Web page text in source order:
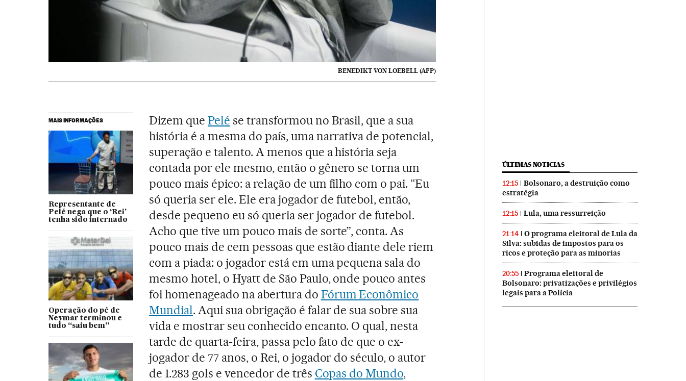
BENEDIKT VON LOEBELL (AFP)
MAIS INFORMAÇÕES
Representante de
Pelé nega que o ‘Rei’
tenha sido internado
Operação do pé de
Neymar terminou e
tudo “saiu bem”
Dizem que Pelé se transformou no Brasil, que a sua
história é a mesma do país, uma narrativa de potencial,
superação e talento. A menos que a história seja
contada por ele mesmo, então o gênero se torna um
pouco mais épico: a relação de um filho com o pai. “Eu
só queria ser ele. Ele era jogador de futebol, então,
desde pequeno eu só queria ser jogador de futebol.
Acho que tive um pouco mais de sorte”, conta. As
pouco mais de cem pessoas que estão diante dele riem
com a piada: o jogador está em uma pequena sala do
mesmo hotel, o Hyatt de São Paulo, onde pouco antes
foi homenageado na abertura do Fórum Econômico
Mundial. Aqui sua obrigação é falar de sua sobre sua
vida e mostrar seu conhecido encanto. O qual, nesta
tarde de quarta-feira, passa pelo fato de que o ex-
jogador de 77 anos, o Rei, o jogador do século, o autor
de 1.283 gols e vencedor de três Copas do Mundo,
ÚLTIMAS NOTICIAS
12:15
Bolsonaro, a destruição como
estratégia
12:15 Lula, uma ressurreição
21:14
O programa eleitoral de Lula da
Silva: subidas de impostos para os
ricos e proteção para as minorias
20:55
Programa eleitoral de
Bolsonaro: privatizações e privilégios
legais para a Polícia